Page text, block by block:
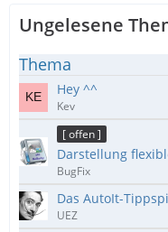
Ungelesene
Thema
Hey ^^
Kev
[ offen ]
Darstellung
BugFix
Das AutoIt-
UEZ